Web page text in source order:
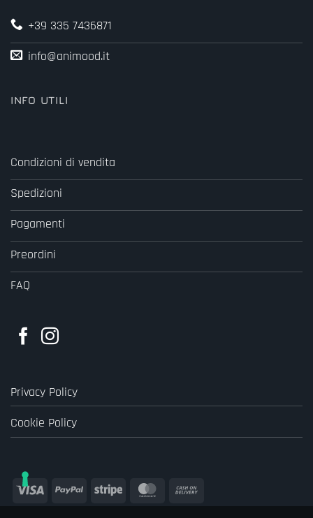
+39 335 7436871
info@animood.it
INFO UTILI
Condizioni di vendita
Spedizioni
Pagamenti
Preordini
FAQ
Privacy Policy
Cookie Policy
Visa PayPal Stripe MasterCard
On